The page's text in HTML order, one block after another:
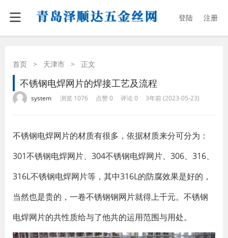
登陆 注册
首页 > 天津市 > 正文
不锈钢电焊网片的焊接工艺及流程
system 浏览 1076 点赞 0 评论 0 3年前 (2023-05-23)
不锈钢电焊网片的材质有很多，依据材质来分可分为：
301不锈钢电焊网片、304不锈钢电焊网片、306、316、
316L不锈钢电焊网片等，其中316L的防腐效果是好的，
当然也是贵的，一卷不锈钢钢网片就得上千元。不锈钢
电焊网片的共性质给与了他共的运用范围与用处。